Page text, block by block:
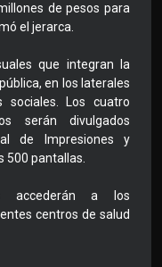
de pesos para
el jerarca.
que integran la
en los laterales
Los cuatro
serán divulgados
de Impresiones y
500 pantallas.
accederán a los
centros de salud